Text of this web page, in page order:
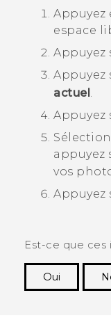
Appareils HTC &
ConnexionAppuyez
espace
Appuyez
Appuyez
actuel
Appuyez
appuyez
vos
Appuyez
Est-ce que ces
Oui